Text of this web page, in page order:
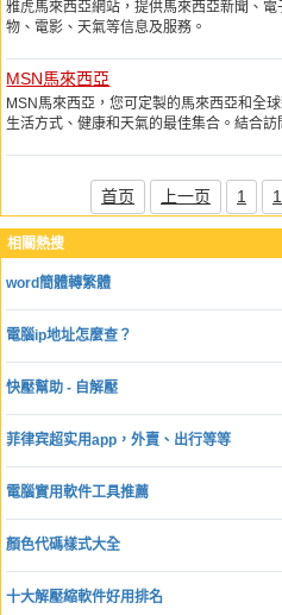
相關熱搜
word簡體轉繁體
電腦ip地址怎麼查？
快壓幫助 - 自解壓
菲律宾超实用app，外賣、出行等等
電腦實用軟件工具推薦
顏色代碼樣式大全
十大解壓縮軟件好用排名
雅虎馬來西亞網站，提供馬來西亞新聞、
物、電影、天氣等信息及服務。
MSN馬來西亞
MSN馬來西亞，您可定製的馬來西亞和全
生活方式、健康和天氣的最佳集合。結合
首页 上一页 1